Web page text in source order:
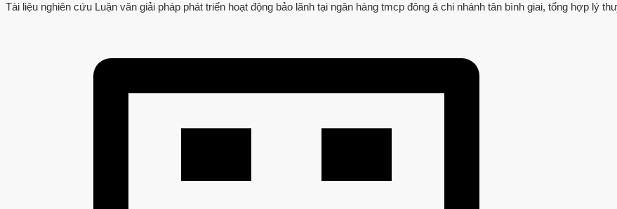
Tài liệu nghiên cứu Luận văn giải pháp phát triển hoạt động bảo lãnh tại ngân hàng tmcp đông á chi nhánh tân bình giai, tổng hợp lý